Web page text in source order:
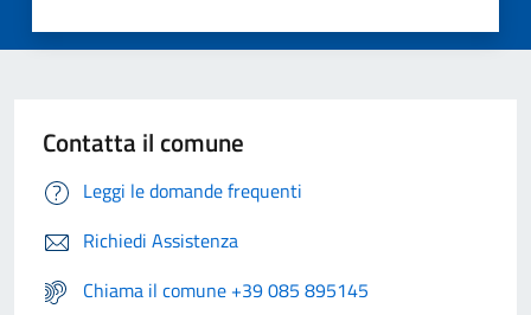
Contatta il comune
Leggi le domande frequenti
Richiedi Assistenza
Chiama il comune +39 085 895145